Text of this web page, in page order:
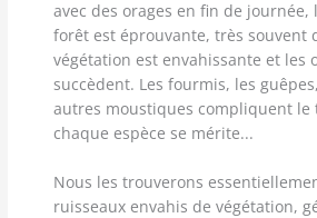
avec des orages en fin de journée,
forêt est éprouvante, très souvent
végétation est envahissante et les
succèdent. Les fourmis, les
autres moustiques compliquent le
chaque espèce se mérite...
Nous les trouverons
ruisseaux envahis de végétation,